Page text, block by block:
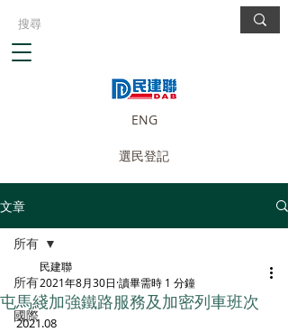
ENG
選民登記
文章
所有
國際
所有
屯馬綫加強鐵路服務及加密列車班次
民建聯
2021年8月30日 讀畢需時 1 分鐘
2021.08